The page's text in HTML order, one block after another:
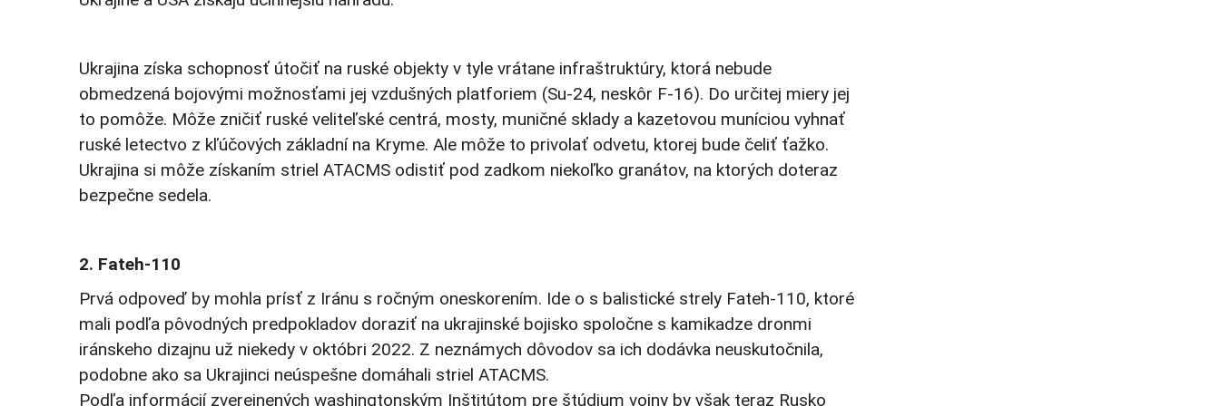
Ukrajina získa schopnosť útočiť na ruské objekty v tyle vrátane infraštruktúry, ktorá nebude
obmedzená bojovými možnosťami jej vzdušných platforiem (Su-24, neskôr F-16). Do určitej miery jej
to pomôže. Môže zničiť ruské veliteľské centrá, mosty, muničné sklady a kazetovou muníciou vyhnať
ruské letectvo z kľúčových základní na Kryme. Ale môže to privolať odvetu, ktorej bude čeliť ťažko.
Ukrajina si môže získaním striel ATACMS odistiť pod zadkom niekoľko granátov, na ktorých doteraz
bezpečne sedela.
2. Fateh-110
Prvá odpoveď by mohla prísť z Iránu s ročným oneskorením. Ide o s balistické strely Fateh-110, ktoré
mali podľa pôvodných predpokladov doraziť na ukrajinské bojisko spoločne s kamikadze dronmi
iránskeho dizajnu už niekedy v októbri 2022. Z neznámych dôvodov sa ich dodávka neuskutočnila,
podobne ako sa Ukrajinci neúspešne domáhali striel ATACMS.
Podľa informácií zverejnených washingtonským Inštitútom pre štúdium vojny by však teraz Rusko